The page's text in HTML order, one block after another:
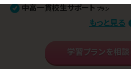
中高一貫校生サポート プラン
学習内容 基礎固め プラン
英語資格検定対策
もっと見る
学習プランを相談